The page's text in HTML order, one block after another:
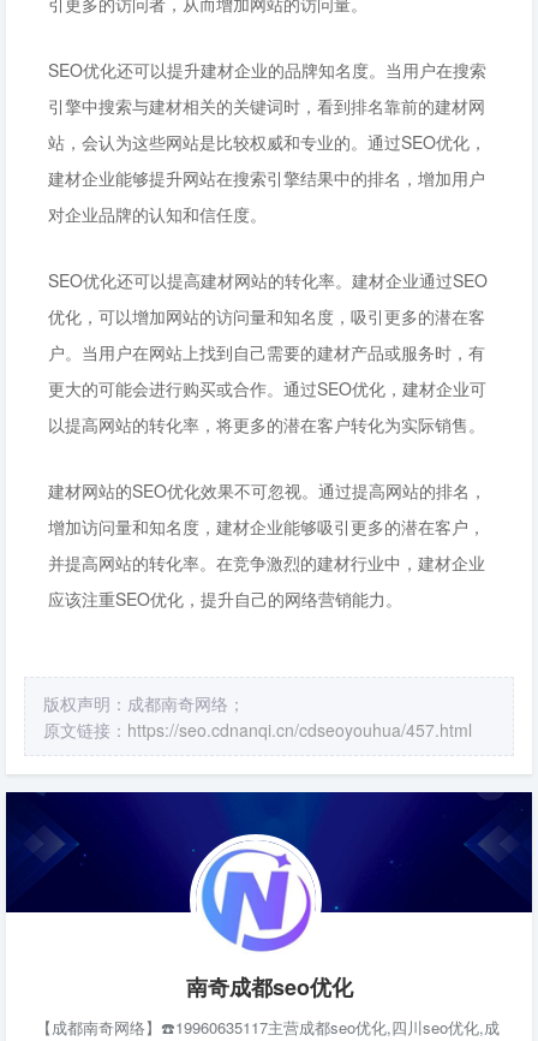
SEO优化还可以提升建材企业的品牌知名度。当用户在搜索
引擎中搜索与建材相关的关键词时，看到排名靠前的建材网
站，会认为这些网站是比较权威和专业的。通过SEO优化，
建材企业能够提升网站在搜索引擎结果中的排名，增加用户
对企业品牌的认知和信任度。
SEO优化还可以提高建材网站的转化率。建材企业通过SEO
优化，可以增加网站的访问量和知名度，吸引更多的潜在客
户。当用户在网站上找到自己需要的建材产品或服务时，有
更大的可能会进行购买或合作。通过SEO优化，建材企业可
以提高网站的转化率，将更多的潜在客户转化为实际销售。
建材网站的SEO优化效果不可忽视。通过提高网站的排名，
增加访问量和知名度，建材企业能够吸引更多的潜在客户，
并提高网站的转化率。在竞争激烈的建材行业中，建材企业
应该注重SEO优化，提升自己的网络营销能力。
版权声明：成都南奇网络；
原文链接： https://seo.cdnanqi.cn/cdseoyouhua/457.html
南奇成都seo优化
【成都南奇网络】☎️19960635117主营成都seo优化,四川seo优化,成